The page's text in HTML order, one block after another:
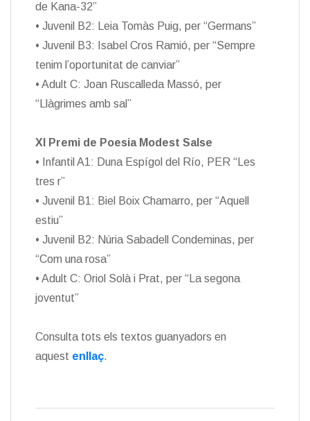
de Kana-32”
• Juvenil B2: Leia Tomàs Puig, per “Germans”
• Juvenil B3: Isabel Cros Ramió, per “Sempre
tenim l’oportunitat de canviar”
• Adult C: Joan Ruscalleda Massó, per
“Llàgrimes amb sal”
XI Premi de Poesia Modest Salse
• Infantil A1: Duna Espígol del Río, PER “Les
tres r”
• Juvenil B1: Biel Boix Chamarro, per “Aquell
estiu”
• Juvenil B2: Núria Sabadell Condeminas, per
“Com una rosa”
• Adult C: Oriol Solà i Prat, per “La segona
joventut”
Consulta tots els textos guanyadors en
aquest enllaç.